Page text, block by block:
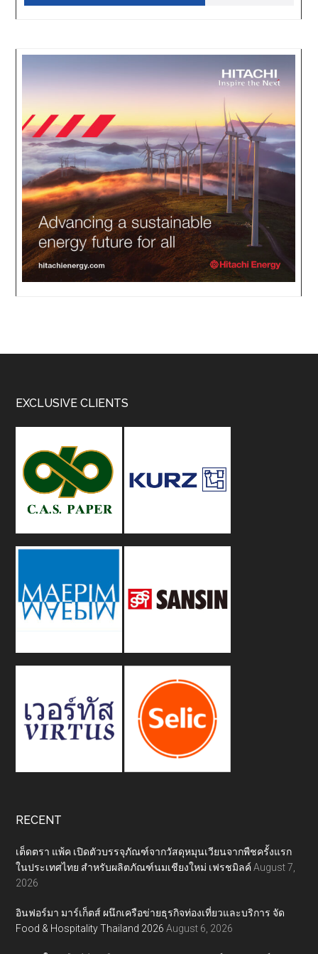
Footer
EXCLUSIVE CLIENTS
RECENT
เต็ดตรา แพ้ค เปิดตัวบรรจุภัณฑ์จากวัสดุหมุนเวียนจากพืชครั้งแรก
ในประเทศไทย สำหรับผลิตภัณฑ์นมเชียงใหม่ เฟรชมิลค์ August 7,
2026
อินฟอร์มา มาร์เก็ตส์ ผนึกเครือข่ายธุรกิจท่องเที่ยวและบริการ จัด
Food & Hospitality Thailand 2026 August 6, 2026